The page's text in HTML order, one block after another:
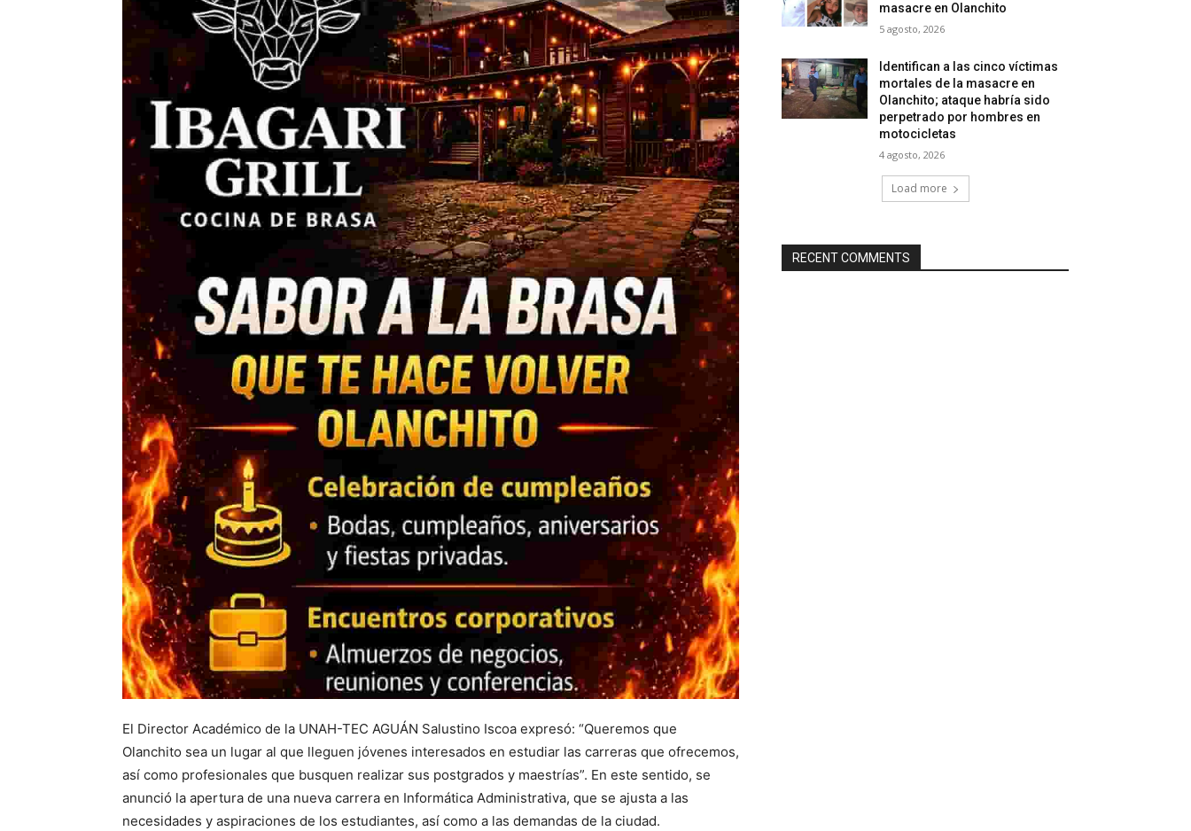
El Director Académico de la UNAH-TEC AGUÁN Salustino Iscoa expresó: “Queremos que
Olanchito sea un lugar al que lleguen jóvenes interesados en estudiar las carreras que ofrecemos,
así como profesionales que busquen realizar sus postgrados y maestrías”. En este sentido, se
anunció la apertura de una nueva carrera en Informática Administrativa, que se ajusta a las
necesidades y aspiraciones de los estudiantes, así como a las demandas de la ciudad.
masacre en Olanchito
5 agosto, 2026
Identifican a las cinco víctimas
mortales de la masacre en
Olanchito; ataque habría sido
perpetrado por hombres en
motocicletas
4 agosto, 2026
Load more
RECENT COMMENTS